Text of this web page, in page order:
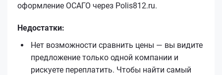
оформление ОСАГО через Polis812.ru.
Недостатки:
Нет возможности сравнить цены — вы видите
предложение только одной компании и
рискуете переплатить. Чтобы найти самый